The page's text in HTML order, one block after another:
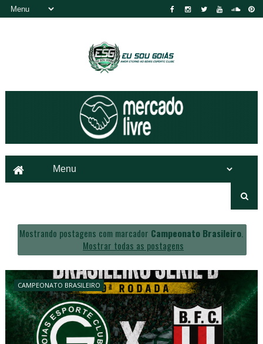
Mostrando postagens com marcador Campeonato Brasileiro
Mostrar todas as postagens
CAMPEONATO BRASILEIRO